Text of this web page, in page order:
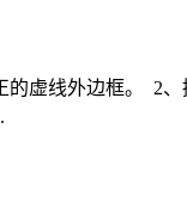
虚线外边框。 2